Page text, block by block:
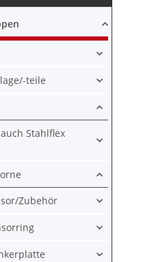
teile
Stahlflex
Zubehör